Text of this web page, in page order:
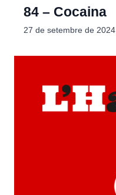
84 – Cocaina
27 de setembre de 2024